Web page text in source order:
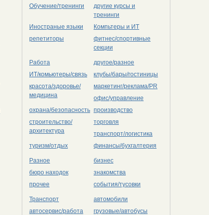
Обучение/тренинги
другие курсы и
тренинги
Иностраные языки
Компьтеры и ИТ
репетиторы
фитнес/спортивные
секции
Работа
другое/разное
ИТ/комьютеры/связь
клубы/бары/гостиницы
красота/здоровье/
медицина
маркетинг/реклама/PR
офис/управление
охрана/безопасность производство
строительство/
архитектура
торговля
транспорт/логистика
туризм/отдых
финансы/бухгалтерия
Разное
бизнес
бюро находок
знакомства
прочее
события/тусовки
Транспорт
автомобили
автосервис/работа
грузовые/автобусы